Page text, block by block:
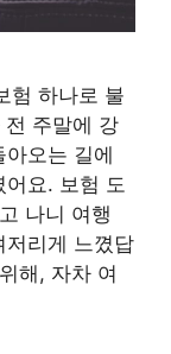
험 하나로 불
전 주말에 강
오는 길에
어요. 보험 도
나니 여행
저리게 느꼈답
해, 자차 여